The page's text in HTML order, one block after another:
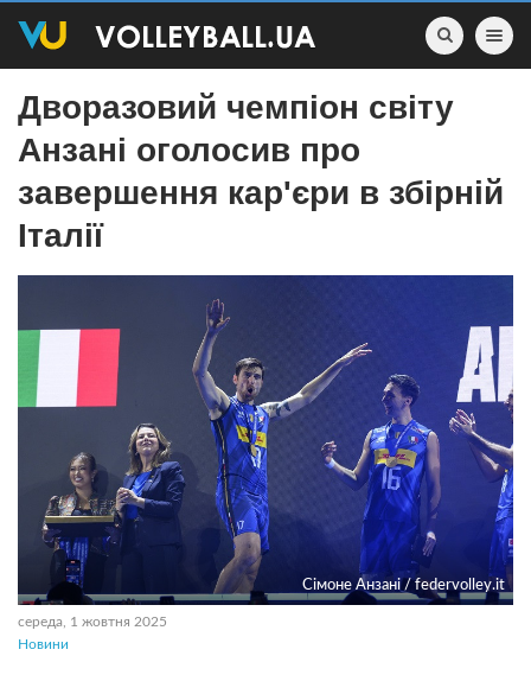
Toggle
Дворазовий чемпіон світу
Анзані оголосив про
завершення кар'єри в збірній
Італії
Сімоне Анзані / federvolley.it
середа, 1 жовтня 2025
Новини